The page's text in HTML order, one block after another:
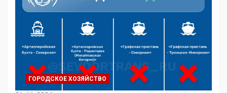
ГОРОДСКОЕ ХОЗЯЙСТВО